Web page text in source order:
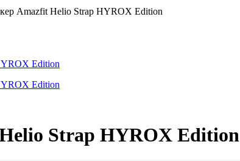
Amazfit Helio Strap HYROX Edition
Strap HYROX Edition